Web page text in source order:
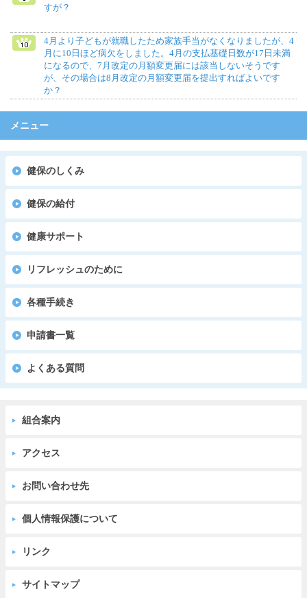
すが？
4月より子どもが就職したため家族手当がなくなりましたが、4
月に10日ほど病欠をしました。4月の支払基礎日数が17日未満
になるので、7月改定の月額変更届には該当しないそうです
が、その場合は8月改定の月額変更届を提出すればよいです
か？
メニュー
健保のしくみ
健保の給付
健康サポート
リフレッシュのために
各種手続き
申請書一覧
よくある質問
組合案内
アクセス
お問い合わせ先
個人情報保護について
リンク
サイトマップ